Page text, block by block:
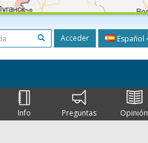
Acceder Español
Info Preguntas Opinión